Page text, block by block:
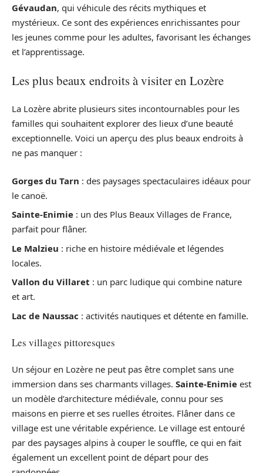
Gévaudan, qui véhicule des récits mythiques et
mystérieux. Ce sont des expériences enrichissantes pour
les jeunes comme pour les adultes, favorisant les échanges
et l’apprentissage.
Les plus beaux endroits à visiter en Lozère
La Lozère abrite plusieurs sites incontournables pour les
familles qui souhaitent explorer des lieux d’une beauté
exceptionnelle. Voici un aperçu des plus beaux endroits à
ne pas manquer :
Gorges du Tarn : des paysages spectaculaires idéaux pour
le canoë.
Sainte-Enimie : un des Plus Beaux Villages de France,
parfait pour flâner.
Le Malzieu : riche en histoire médiévale et légendes
locales.
Vallon du Villaret : un parc ludique qui combine nature
et art.
Lac de Naussac : activités nautiques et détente en famille.
Les villages pittoresques
Un séjour en Lozère ne peut pas être complet sans une
immersion dans ses charmants villages. Sainte-Enimie est
un modèle d’architecture médiévale, connu pour ses
maisons en pierre et ses ruelles étroites. Flâner dans ce
village est une véritable expérience. Le village est entouré
par des paysages alpins à couper le souffle, ce qui en fait
également un excellent point de départ pour des